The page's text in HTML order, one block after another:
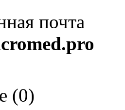
почта
(0)